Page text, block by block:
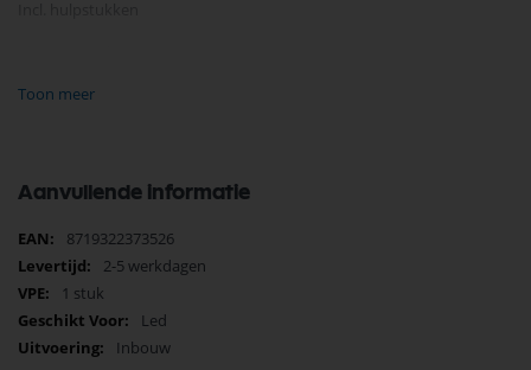
Spanning & stroomsterkte: 1-10V & 50mA
Geschikte merken afdekmateriaal:
Berker by Hager
Busch-Jaeger
Gira
Merten by Schneider
Niko
Toon meer
Aanvullende informatie
Meer
informatie
8719322373526
2-5 werkdagen
1 stuk
Led
Inbouw